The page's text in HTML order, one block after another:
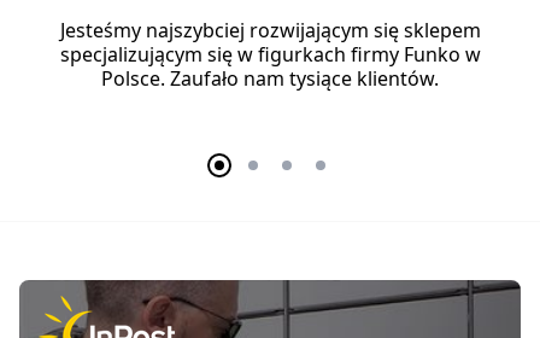
Jesteśmy najszybciej rozwijającym się sklepem
specjalizującym się w figurkach firmy Funko w
Polsce. Zaufało nam tysiące klientów.